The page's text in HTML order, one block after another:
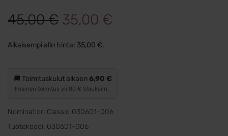
45,00€ Alkuperäinen
hinta
45,00 €.
35,00 €
Aikaisempi alin hinta: 35,00 €.
🚚 Toimituskulut alkaen6,90 €
Ilmainen toimitus yli 80 € tilauksiin.
Nomination Classic 030601-006
Tuotekoodi: 030601-006